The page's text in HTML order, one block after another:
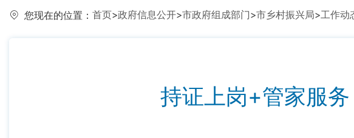
您现在的位置： 首页>政府信息公开>市政府组成部门>市乡村振兴局>工作动
持证上岗+管家服